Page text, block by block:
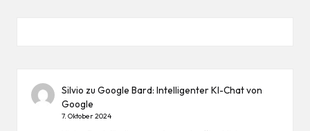
Silvio zuGoogle Bard: Intelligenter KI-Chat von
Google
7. Oktober 2024